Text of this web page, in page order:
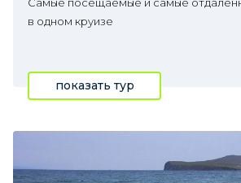
в одном круизе
показать тур